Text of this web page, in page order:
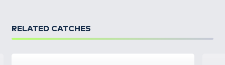
RELATED CATCHES